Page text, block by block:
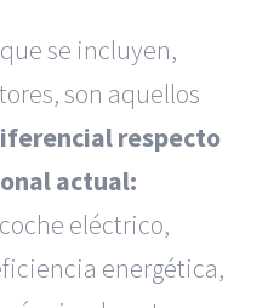
se incluyen,
son aquellos
respecto
actual:
eléctrico,
energética,